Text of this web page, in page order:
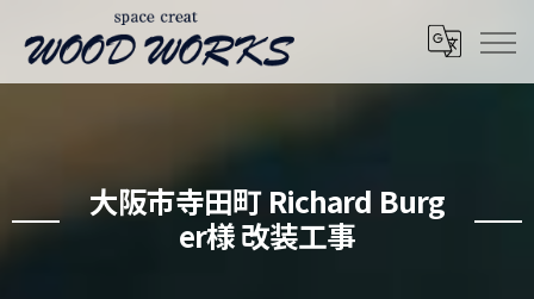
大阪市寺田町 Richard Burg
er様 改装工事